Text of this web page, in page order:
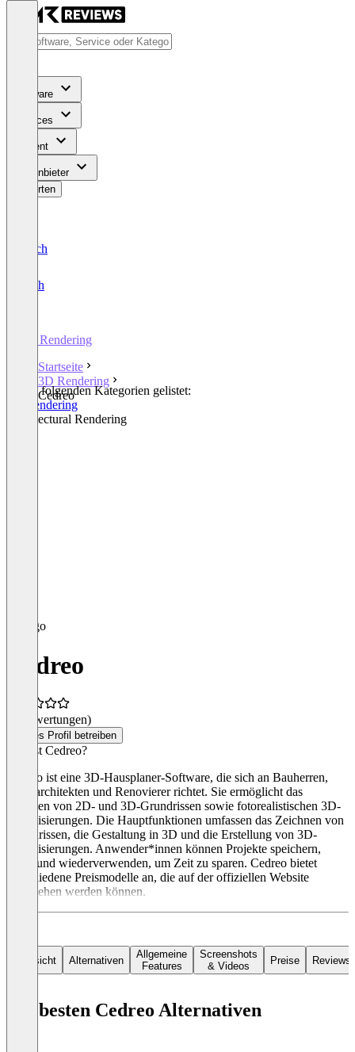
Software
Services
Content
Für Anbieter
Bewerten
Deutsch
English
3D Rendering
Startseite
3D Rendering
Cedreo
In den folgenden Kategorien gelistet:
3D Rendering
Architectural Rendering
Cedreo
(0 Bewertungen)
Dieses Profil betreiben
Was ist Cedreo?
Cedreo ist eine 3D-Hausplaner-Software, die sich an Bauherren,
Innenarchitekten und Renovierer richtet. Sie ermöglicht das
Erstellen von 2D- und 3D-Grundrissen sowie fotorealistischen 3D-
Visualisierungen. Die Hauptfunktionen umfassen das Zeichnen von
Grundrissen, die Gestaltung in 3D und die Erstellung von 3D-
Visualisierungen. Anwender*innen können Projekte speichern,
teilen und wiederverwenden, um Zeit zu sparen. Cedreo bietet
verschiedene Preismodelle an, die auf der offiziellen Website
eingesehen werden können.
Übersicht Alternativen
Allgemeine
Features
Screenshots
& Videos
Preise Reviews
Die besten Cedreo Alternativen